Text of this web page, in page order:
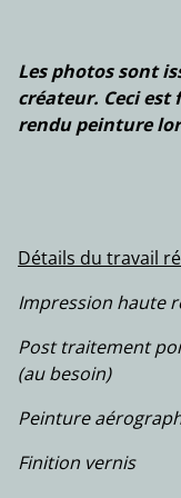
Les photos sont
créateur. Ceci
rendu peinture
Détails du travail
Impression haute
Post traitement
(au besoin)
Peinture
Finition vernis